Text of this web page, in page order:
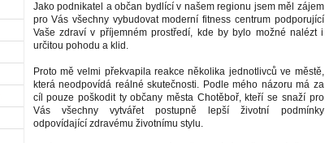
Jako podnikatel a občan bydlící v našem regionu jsem měl zájem
pro Vás všechny vybudovat moderní fitness centrum podporující
Vaše zdraví v příjemném prostředí, kde by bylo možné nalézt i
určitou pohodu a klid.
Proto mě velmi překvapila reakce několika jednotlivců ve městě,
která neodpovídá reálné skutečnosti. Podle mého názoru má za
cíl pouze poškodit ty občany města Chotěboř, kteří se snaží pro
Vás všechny vytvářet postupně lepší životní podmínky
odpovídající zdravému životnímu stylu.